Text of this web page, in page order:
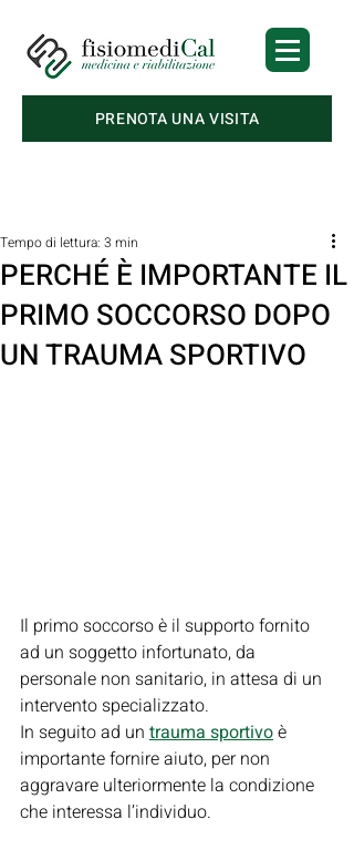
PRENOTA UNA VISITA
PERCHÉ È IMPORTANTE IL
PRIMO SOCCORSO DOPO
UN TRAUMA SPORTIVO
Tempo di lettura: 3 min
Il primo soccorso è il supporto fornito
ad un soggetto infortunato, da
personale non sanitario, in attesa di un
intervento specializzato.
In seguito ad un trauma sportivo è
importante fornire aiuto, per non
aggravare ulteriormente la condizione
che interessa l’individuo.